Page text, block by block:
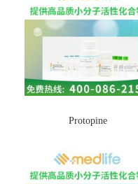
Protopine